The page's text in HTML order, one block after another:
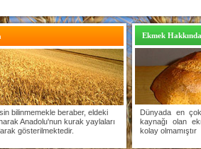
bilinmemekle beraber, eldeki
Anadolu'nun kurak yaylaları
gösterilmektedir.
Ekmek Hakkında
Dünyada en
kaynağı olan
kolay olmamıştır